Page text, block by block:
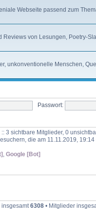
Webseite passend zum
Reviews von Lesungen, Poetry-
unkonventionelle Menschen,
Passwort:
3 sichtbare Mitglieder, 0
die am 11.11.2019,
, Google [Bot]
insgesamt6308 • Mitglieder